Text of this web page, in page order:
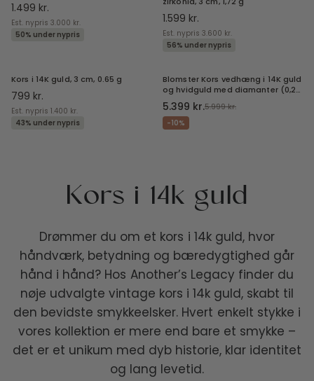
Kors i 14k guld
Drømmer du om et kors i 14k guld, hvor
håndværk, betydning og bæredygtighed går
hånd i hånd? Hos Another’s Legacy finder du
nøje udvalgte vintage kors i 14k guld, skabt til
den bevidste smykkeelsker. Hvert enkelt stykke i
vores kollektion er mere end bare et smykke –
det er et unikum med dyb historie, klar identitet
og lang levetid.